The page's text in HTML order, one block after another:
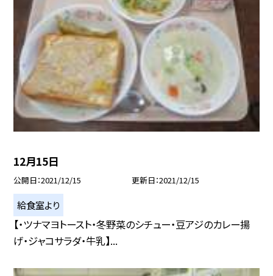
12月15日
公開日 2021/12/15 更新日 2021/12/15
給食室より
【・ツナマヨトースト・冬野菜のシチュー・豆アジのカレー揚
げ・ジャコサラダ・牛乳】...